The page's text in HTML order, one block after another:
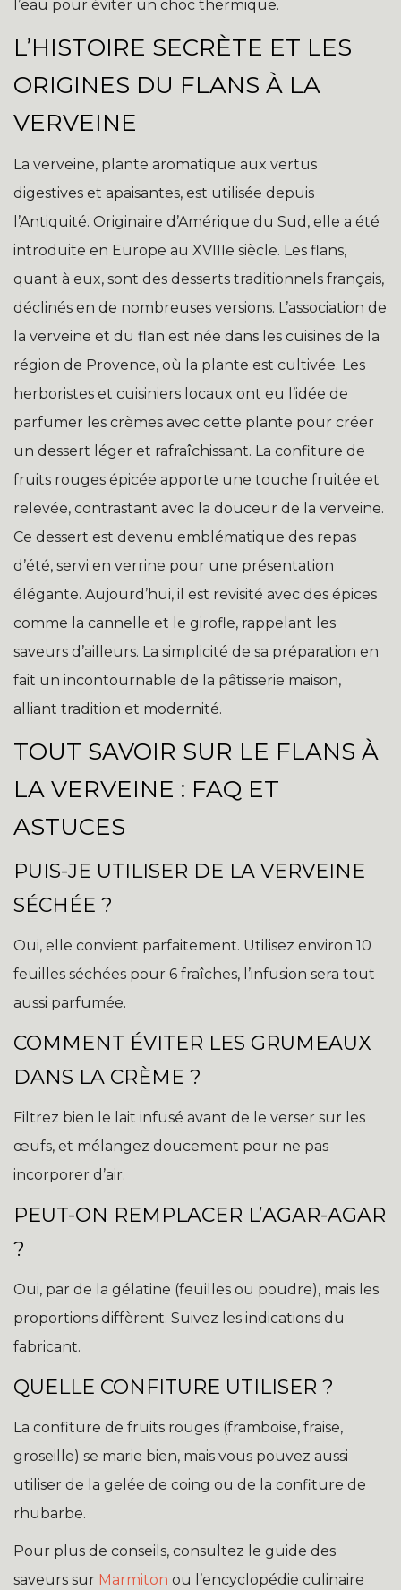
l’eau pour éviter un choc thermique.
L’HISTOIRE SECRÈTE ET LES
ORIGINES DU FLANS À LA
VERVEINE
La verveine, plante aromatique aux vertus
digestives et apaisantes, est utilisée depuis
l’Antiquité. Originaire d’Amérique du Sud, elle a été
introduite en Europe au XVIIIe siècle. Les flans,
quant à eux, sont des desserts traditionnels français,
déclinés en de nombreuses versions. L’association de
la verveine et du flan est née dans les cuisines de la
région de Provence, où la plante est cultivée. Les
herboristes et cuisiniers locaux ont eu l’idée de
parfumer les crèmes avec cette plante pour créer
un dessert léger et rafraîchissant. La confiture de
fruits rouges épicée apporte une touche fruitée et
relevée, contrastant avec la douceur de la verveine.
Ce dessert est devenu emblématique des repas
d’été, servi en verrine pour une présentation
élégante. Aujourd’hui, il est revisité avec des épices
comme la cannelle et le girofle, rappelant les
saveurs d’ailleurs. La simplicité de sa préparation en
fait un incontournable de la pâtisserie maison,
alliant tradition et modernité.
TOUT SAVOIR SUR LE FLANS À
LA VERVEINE : FAQ ET
ASTUCES
PUIS-JE UTILISER DE LA VERVEINE
SÉCHÉE ?
Oui, elle convient parfaitement. Utilisez environ 10
feuilles séchées pour 6 fraîches, l’infusion sera tout
aussi parfumée.
COMMENT ÉVITER LES GRUMEAUX
DANS LA CRÈME ?
Filtrez bien le lait infusé avant de le verser sur les
œufs, et mélangez doucement pour ne pas
incorporer d’air.
PEUT-ON REMPLACER L’AGAR-AGAR
?
Oui, par de la gélatine (feuilles ou poudre), mais les
proportions diffèrent. Suivez les indications du
fabricant.
QUELLE CONFITURE UTILISER ?
La confiture de fruits rouges (framboise, fraise,
groseille) se marie bien, mais vous pouvez aussi
utiliser de la gelée de coing ou de la confiture de
rhubarbe.
Pour plus de conseils, consultez le guide des
saveurs sur Marmiton ou l’encyclopédie culinaire